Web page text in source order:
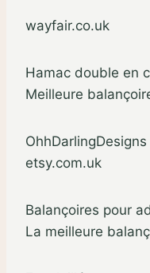
wayfair.co.uk
Hamac double en
Meilleure
OhhDarlingDesigns
etsy.com.uk
Balançoires pour
La meilleure